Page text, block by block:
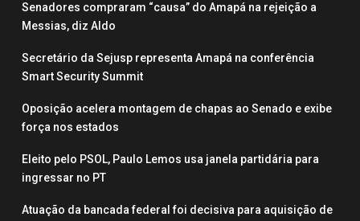
Senadores compraram “causa” do Amapá na rejeição a
Messias, diz Aldo
Secretário da Sejusp representa Amapá na conferência
Smart Security Summit
Oposição acelera montagem de chapas ao Senado e exibe
força nos estados
Eleito pelo PSOL, Paulo Lemos usa janela partidária para
ingressar no PT
Atuação da bancada federal foi decisiva para aquisição de